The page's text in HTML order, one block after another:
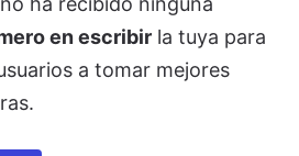
en escribir la tuya para
a tomar mejores